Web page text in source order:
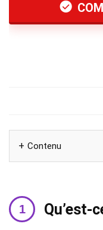
Contenu
Qu’est-